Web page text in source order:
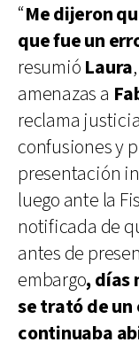
“Me dijeron
que fue un
resumió Laura
amenazas a
reclama
confusiones y
presentación
luego ante la
notificada de
antes de
embargo, días
se trató de un
continuaba